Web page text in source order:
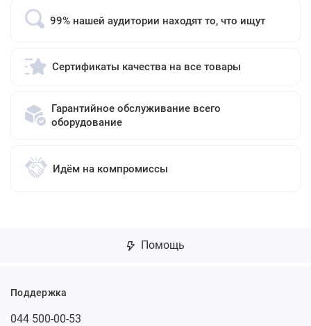
99% нашей аудитории находят то, что ищут
Сертификаты качества на все товары
Гарантийное обслуживание всего
оборудование
Идём на компромиссы
Помощь
Поддержка
044 500-00-53